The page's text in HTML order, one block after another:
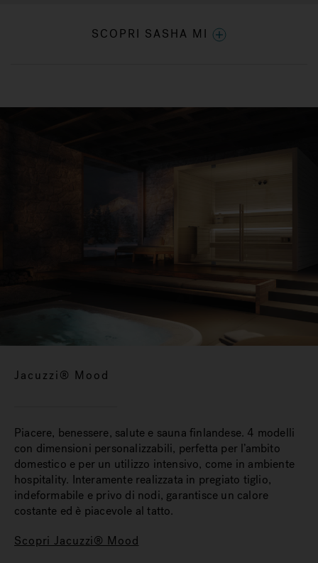
SCOPRI SASHA MI
Jacuzzi® Mood
Piacere, benessere, salute e sauna finlandese. 4 modelli
con dimensioni personalizzabili, perfetta per l’ambito
domestico e per un utilizzo intensivo, come in ambiente
hospitality. Interamente realizzata in pregiato tiglio,
indeformabile e privo di nodi, garantisce un calore
costante ed è piacevole al tatto.
Scopri Jacuzzi® Mood